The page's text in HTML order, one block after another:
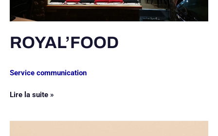
ROYAL’FOOD
Service communication
Lire la suite »